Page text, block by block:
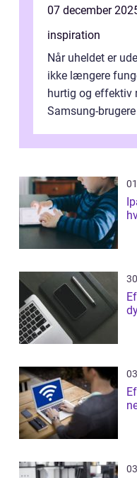
07 december
inspiration
Når uheldet er
ikke længere
hurtig og effektiv
Samsung-